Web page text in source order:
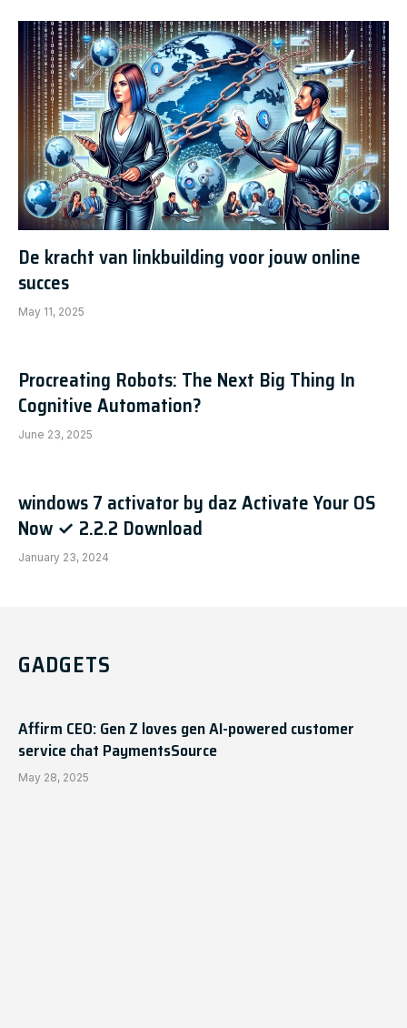
De kracht van linkbuilding voor jouw online
succes
May 11, 2025
Procreating Robots: The Next Big Thing In
Cognitive Automation?
June 23, 2025
windows 7 activator by daz Activate Your OS
Now ✓ 2.2.2 Download
January 23, 2024
GADGETS
Affirm CEO: Gen Z loves gen AI-powered customer
service chat PaymentsSource
May 28, 2025